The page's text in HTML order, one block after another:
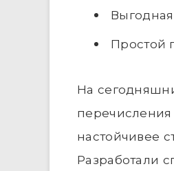
Простой
На
перечисления
настойчивее
Разработали